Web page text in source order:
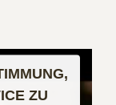
ZU